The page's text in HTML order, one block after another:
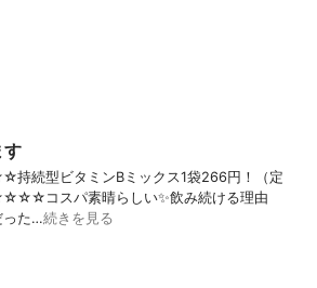
す
ビタミンBミックス1袋266円！（定
スパ素晴らしい✨飲み続ける理由
った…続きを見る